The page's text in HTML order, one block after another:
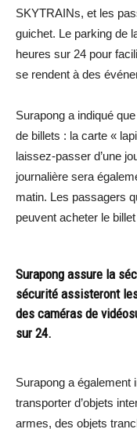
SKYTRAINs, et les
guichet. Le parking de
heures sur 24 pour
se rendent à des
Surapong a indiqué
de billets : la carte «
laissez-passer d’une
journalière sera
matin. Les passagers
peuvent acheter le
Surapong assure la
sécurité assisteront
des caméras de
sur 24.
Surapong a également
transporter d’objets
armes, des objets